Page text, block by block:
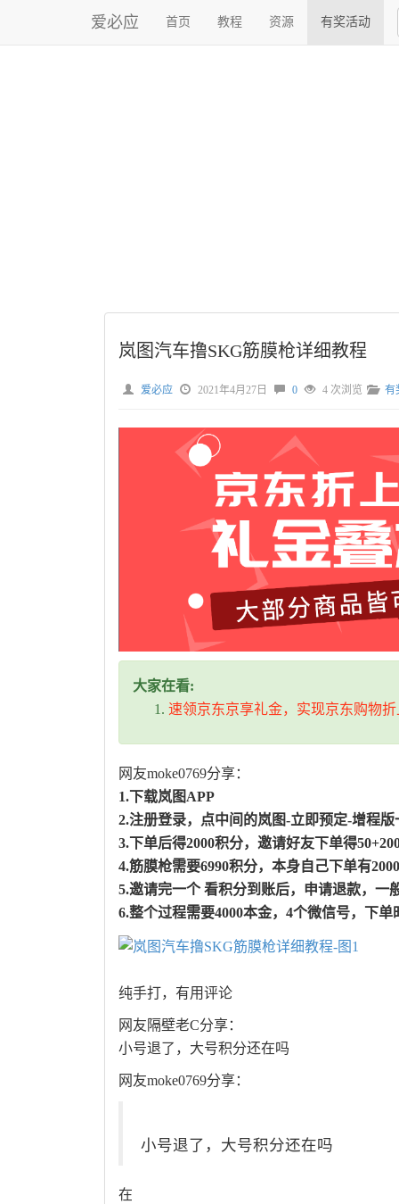
爱必应 首页 教程 资源 有奖活动
岚图汽车撸SKG筋膜枪详细教程
爱必应 2021年4月27日 0 4 次浏览 有
大家在看:
速领京东京享礼金，实现京东购物
网友moke0769分享：
1.下载岚图APP
2.注册登录，点中间的岚图-立即预定-增程
3.下单后得2000积分，邀请好友下单得
4.筋膜枪需要6990积分，本身自己下单有
5.邀请完一个 看积分到账后，申请退款，一
6.整个过程需要4000本金，4个微信号，下
纯手打，有用评论
网友隔壁老C分享：
小号退了，大号积分还在吗
网友moke0769分享：
小号退了，大号积分还在吗
在